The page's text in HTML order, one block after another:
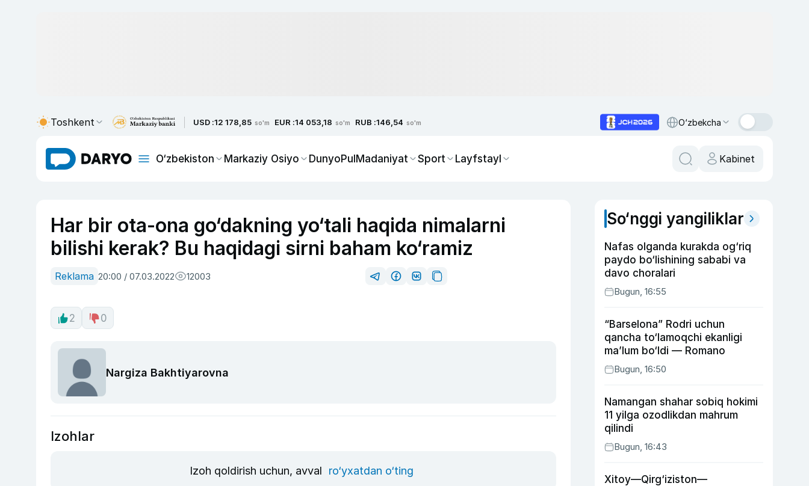
Toshkent USD :12 178,85 so'm EUR :14 053,18 so'm RUB :146,54 so'm O‘zbekcha
O‘zbekiston Markaziy Osiyo DunyoPulMadaniyat Sport Layfstayl Kabinet
Har bir ota-ona go‘dakning yo‘tali haqida nimalarni
bilishi kerak? Bu haqidagi sirni baham ko‘ramiz
Reklama 20:00 / 07.03.2022 12003
2 0
Nargiza Bakhtiyarovna
Izohlar
Izoh qoldirish uchun, avval ro‘yxatdan o‘ting
So‘nggi yangiliklar
Nafas olganda kurakda og‘riq
paydo bo‘lishining sababi va
davo choralari
Bugun, 16:55
“Barselona” Rodri uchun
qancha to‘lamoqchi ekanligi
ma’lum bo‘ldi — Romano
Bugun, 16:50
Namangan shahar sobiq hokimi
11 yilga ozodlikdan mahrum
qilindi
Bugun, 16:43
Xitoy—Qirg‘iziston—